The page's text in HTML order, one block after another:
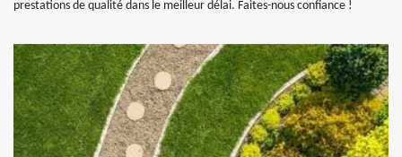
prestations de qualité dans le meilleur délai. Faites-nous confiance !